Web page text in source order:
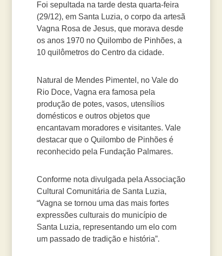
Foi sepultada na tarde desta quarta-feira
(29/12), em Santa Luzia, o corpo da artesã
Vagna Rosa de Jesus, que morava desde
os anos 1970 no Quilombo de Pinhões, a
10 quilômetros do Centro da cidade.
Natural de Mendes Pimentel, no Vale do
Rio Doce, Vagna era famosa pela
produção de potes, vasos, utensílios
domésticos e outros objetos que
encantavam moradores e visitantes. Vale
destacar que o Quilombo de Pinhões é
reconhecido pela Fundação Palmares.
Conforme nota divulgada pela Associação
Cultural Comunitária de Santa Luzia,
“Vagna se tornou uma das mais fortes
expressões culturais do município de
Santa Luzia, representando um elo com
um passado de tradição e história”.